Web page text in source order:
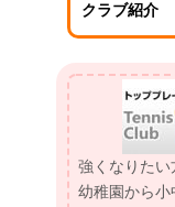
クラブ紹介
強くなりたい
幼稚園から小